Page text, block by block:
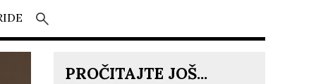
PROČITAJTE JOŠ...